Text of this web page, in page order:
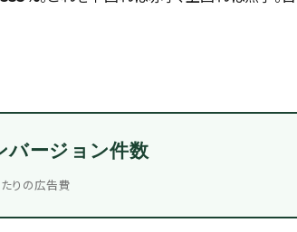
バージョン件数
りの広告費